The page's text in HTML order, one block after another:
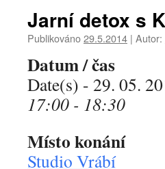
Jarní detox s
Publikováno29.5.2014 | Autor:
Datum / čas
Date(s) - 29. 05.
17:00 - 18:30
Místo konání
Studio Vrábí